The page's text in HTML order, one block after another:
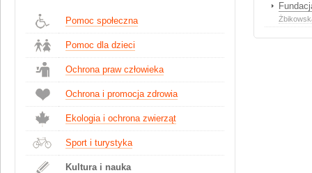
Pomoc społeczna
Pomoc dla dzieci
Ochrona praw człowieka
Ochrona i promocja zdrowia
Ekologia i ochrona zwierząt
Sport i turystyka
Kultura i nauka